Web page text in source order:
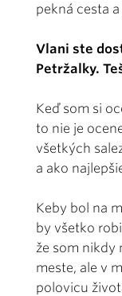
pekná cesta
Vlani ste
Petržalky.
Keď som si
to nie je
všetkých
a ako
Keby bol na
by všetko
že som nikdy
meste, ale v
polovicu